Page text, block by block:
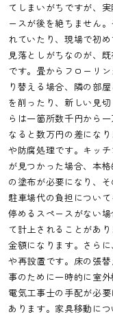
てしまいがちですが、
ースが後を絶ちません
れていたり、現場で初
見落としがちなのが、
です。畳からフローリ
り替える場合、隣の部
を削ったり、新しい見
らは一箇所数千円から
なると数万円の差にな
や防腐処理です。キッ
が見つかった場合、本
の塗布が必要になり、
駐車場代の負担につい
停めるスペースがない
て計上されることがあ
金額になります。さら
や再設置です。床の張
事のために一時的に室
電気工事士の手配が必
あります。家具移動に